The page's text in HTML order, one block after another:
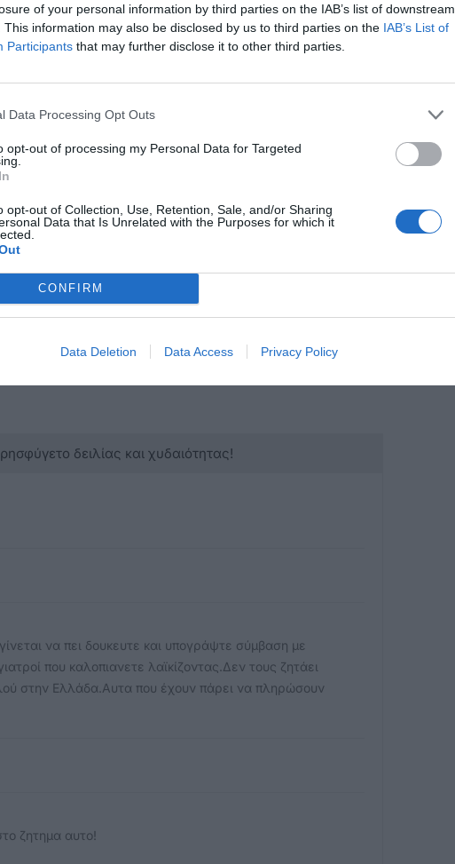
of your personal information by third parties on the IAB’s list of downstream
This information may also be disclosed by us to third parties on the IAB’s List of
Participants that may further disclose it to other third parties.
Data Processing Opt Outs
opt-out of processing my Personal Data for Targeted
opt-out of Collection, Use, Retention, Sale, and/or Sharing
Data that Is Unrelated with the Purposes for which it
CONFIRM
Data Deletion Data Access Privacy Policy
αγωνιστικά την μοναδική πρόταση που
του δλδ την θωράκιση
συστήματος υγείας με κατάργηση κάθε
και της καθολικής υγειονομικής
των ασφαλιστικών εισφορών για τον
υπηρεσίες όλων των
με αξιοπρεπή αμοιβή και σίγουρα σε
συνθήκες .
δειλίας και χυδαιότητας!
να πει δουκευτε και υπογράψτε σύμβαση με
που καλοπιανετε λαϊκίζοντας.Δεν τους ζητάει
στην Ελλάδα.Αυτα που έχουν πάρει να πληρώσουν
ζητημα αυτο!